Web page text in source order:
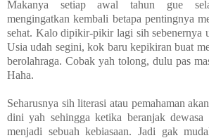
Makanya setiap awal tahun gue
mengingatkan kembali betapa pentingnya
sehat. Kalo dipikir-pikir lagi sih sebenernya
Usia udah segini, kok baru kepikiran buat
berolahraga. Cobak yah tolong, dulu pas
Haha.
Seharusnya sih literasi atau pemahaman
dini yah sehingga ketika beranjak
menjadi sebuah kebiasaan. Jadi gak